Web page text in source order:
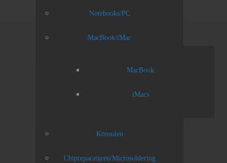
Notebooks/PC
MacBook/iMac
MacBook
iMacs
Konsolen
Chipreparaturen/Microsoldering